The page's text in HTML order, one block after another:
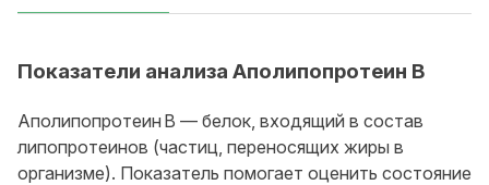
Показатели анализа Аполипопротеин В
Аполипопротеин В — белок, входящий в состав
липопротеинов (частиц, переносящих жиры в
организме). Показатель помогает оценить состояние